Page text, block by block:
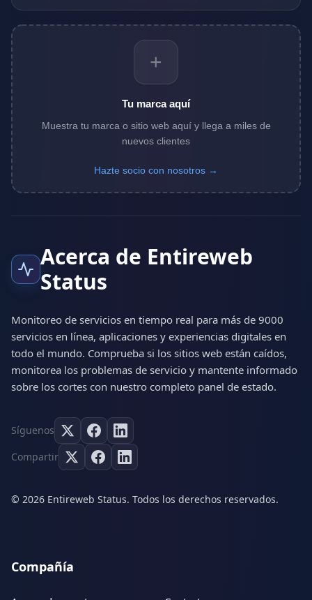
+
Tu marca aquí
Muestra tu marca o sitio web aquí y llega a miles de
nuevos clientes
Hazte socio con nosotros →
Acerca de Entireweb
Status
Monitoreo de servicios en tiempo real para más de 9000
servicios en línea, aplicaciones y experiencias digitales en
todo el mundo. Comprueba si los sitios web están caídos,
monitorea los problemas de servicio y mantente informado
sobre los cortes con nuestro completo panel de estado.
Síguenos
Compartir
© 2026 Entireweb Status. Todos los derechos reservados.
Compañía